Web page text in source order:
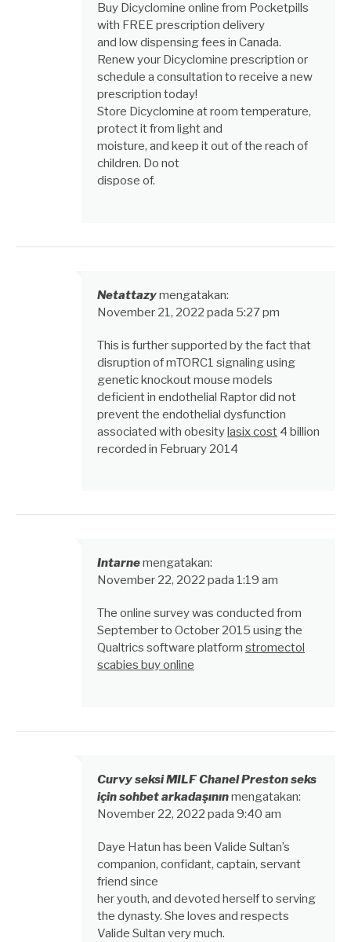
Buy Dicyclomine online from Pocketpills
with FREE prescription delivery
and low dispensing fees in Canada.
Renew your Dicyclomine prescription or
schedule a consultation to receive a new
prescription today!
Store Dicyclomine at room temperature,
protect it from light and
moisture, and keep it out of the reach of
children. Do not
dispose of.
Netattazymengatakan:
November 21, 2022 pada 5:27 pm
This is further supported by the fact that
disruption of mTORC1 signaling using
genetic knockout mouse models
deficient in endothelial Raptor did not
prevent the endothelial dysfunction
associated with obesitylasix cost 4 billion
recorded in February 2014
Intarnemengatakan:
November 22, 2022 pada 1:19 am
The online survey was conducted from
September to October 2015 using the
Qualtrics software platform stromectol
scabies buy online
Curvy seksi MILF Chanel Preston seks
için sohbet arkadaşınınmengatakan:
November 22, 2022 pada 9:40 am
Daye Hatun has been Valide Sultan’s
companion, confidant, captain, servant
friend since
her youth, and devoted herself to serving
the dynasty. She loves and respects
Valide Sultan very much.